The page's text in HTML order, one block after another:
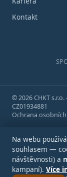
Kontakt
© 2026 CHKT
CZ01934881
Ochrana
Na webu
souhlasem —
návštěvnosti) a
kampaní). Více